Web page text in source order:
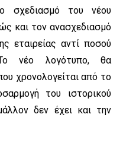
σχεδιασμό του νέου
και τον ανασχεδιασμό
εταιρείας αντί ποσού
νέο λογότυπο, θα
χρονολογείται από το
του ιστορικού
δεν έχει και την